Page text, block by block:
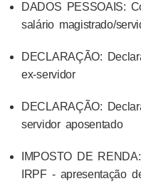
DADOS PESSOAIS:
salário magistrado/
DECLARAÇÃO:
ex-servidor
DECLARAÇÃO:
servidor aposentado
IMPOSTO DE
IRPF - apresentação